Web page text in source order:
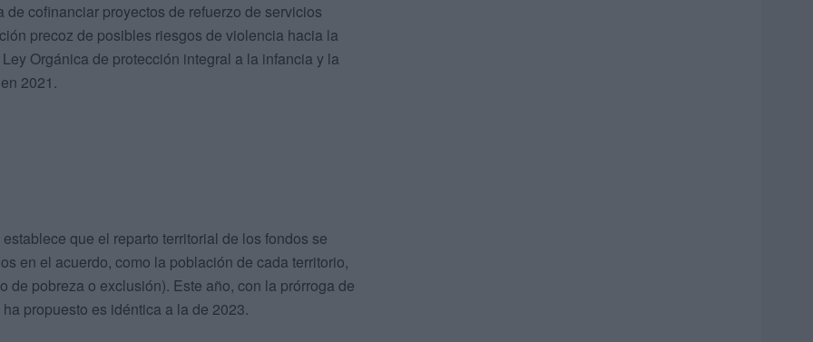
cofinanciar proyectos de refuerzo de servicios
precoz de posibles riesgos de violencia hacia la
Orgánica de protección integral a la infancia y la
2021.
que el reparto territorial de los fondos se
en el acuerdo, como la población de cada territorio,
pobreza o exclusión). Este año, con la prórroga de
propuesto es idéntica a la de 2023.